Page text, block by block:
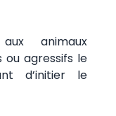
animaux
agressifs le
d’initier le